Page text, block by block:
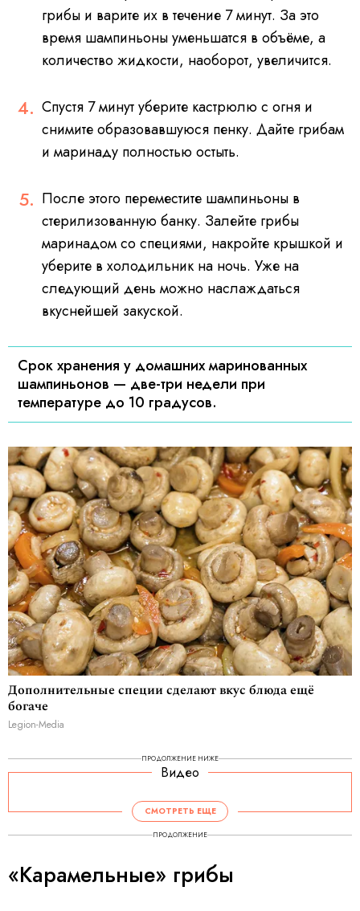
грибы и варите их в течение 7 минут. За это
время шампиньоны уменьшатся в объёме, а
количество жидкости, наоборот, увеличится.
Спустя 7 минут уберите кастрюлю с огня и
снимите образовавшуюся пенку. Дайте грибам
и маринаду полностью остыть.
После этого переместите шампиньоны в
стерилизованную банку. Залейте грибы
маринадом со специями, накройте крышкой и
уберите в холодильник на ночь. Уже на
следующий день можно наслаждаться
вкуснейшей закуской.
Срок хранения у домашних маринованных
шампиньонов — две-три недели при
температуре до 10 градусов.
Дополнительные специи сделают вкус блюда ещё
богаче
Legion-Media
ПРОДОЛЖЕНИЕ НИЖЕ
Видео
СМОТРЕТЬ ЕЩЕ
ПРОДОЛЖЕНИЕ
«Карамельные» грибы